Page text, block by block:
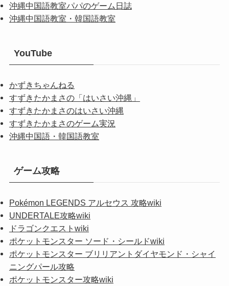
沖縄中国語教室パパのゲーム日誌
沖縄中国語教室・韓国語教室
YouTube
かずきちゃんねる
すずきたかまさの「はいさい沖縄」
すずきたかまさのはいさい沖縄
すずきたかまさのゲーム実況
沖縄中国語・韓国語教室
ゲーム攻略
Pokémon LEGENDS アルセウス 攻略wiki
UNDERTALE攻略wiki
ドラゴンクエストwiki
ポケットモンスター ソード・シールドwiki
ポケットモンスター ブリリアントダイヤモンド・シャイ
ニングパール攻略
ポケットモンスター攻略wiki